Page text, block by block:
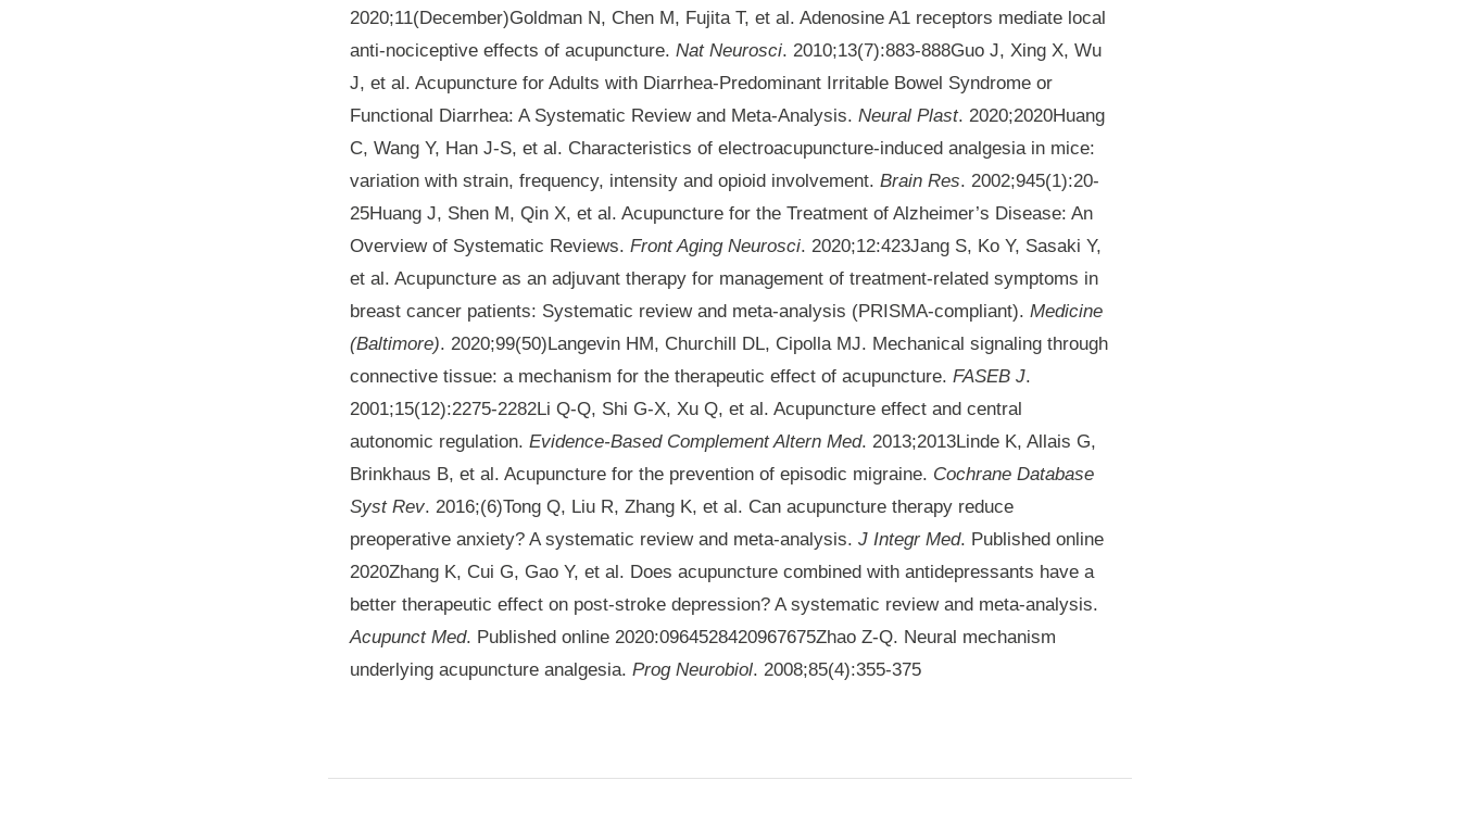
2020;11(December)Goldman N, Chen M, Fujita T, et al. Adenosine A1 receptors mediate local
anti-nociceptive effects of acupuncture. Nat Neurosci. 2010;13(7):883-888Guo J, Xing X, Wu
J, et al. Acupuncture for Adults with Diarrhea-Predominant Irritable Bowel Syndrome or
Functional Diarrhea: A Systematic Review and Meta-Analysis. Neural Plast. 2020;2020Huang
C, Wang Y, Han J-S, et al. Characteristics of electroacupuncture-induced analgesia in mice:
variation with strain, frequency, intensity and opioid involvement. Brain Res. 2002;945(1):20-
25Huang J, Shen M, Qin X, et al. Acupuncture for the Treatment of Alzheimer’s Disease: An
Overview of Systematic Reviews. Front Aging Neurosci. 2020;12:423Jang S, Ko Y, Sasaki Y,
et al. Acupuncture as an adjuvant therapy for management of treatment-related symptoms in
breast cancer patients: Systematic review and meta-analysis (PRISMA-compliant). Medicine
(Baltimore). 2020;99(50)Langevin HM, Churchill DL, Cipolla MJ. Mechanical signaling through
connective tissue: a mechanism for the therapeutic effect of acupuncture. FASEB J.
2001;15(12):2275-2282Li Q-Q, Shi G-X, Xu Q, et al. Acupuncture effect and central
autonomic regulation. Evidence-Based Complement Altern Med. 2013;2013Linde K, Allais G,
Brinkhaus B, et al. Acupuncture for the prevention of episodic migraine. Cochrane Database
Syst Rev. 2016;(6)Tong Q, Liu R, Zhang K, et al. Can acupuncture therapy reduce
preoperative anxiety? A systematic review and meta-analysis. J Integr Med. Published online
2020Zhang K, Cui G, Gao Y, et al. Does acupuncture combined with antidepressants have a
better therapeutic effect on post-stroke depression? A systematic review and meta-analysis.
Acupunct Med. Published online 2020:0964528420967675Zhao Z-Q. Neural mechanism
underlying acupuncture analgesia. Prog Neurobiol. 2008;85(4):355-375